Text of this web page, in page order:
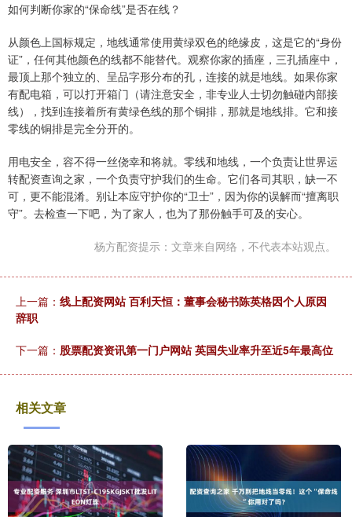
如何判断你家的“保命线”是否在线？
从颜色上国标规定，地线通常使用黄绿双色的绝缘皮，这是它的“身份
证”，任何其他颜色的线都不能替代。观察你家的插座，三孔插座中，
最顶上那个独立的、呈品字形分布的孔，连接的就是地线。如果你家
有配电箱，可以打开箱门（请注意安全，非专业人士切勿触碰内部接
线），找到连接着所有黄绿色线的那个铜排，那就是地线排。它和接
零线的铜排是完全分开的。
用电安全，容不得一丝侥幸和将就。零线和地线，一个负责让世界运
转配资查询之家，一个负责守护我们的生命。它们各司其职，缺一不
可，更不能混淆。别让本应守护你的“卫士”，因为你的误解而“擅离职
守”。去检查一下吧，为了家人，也为了那份触手可及的安心。
杨方配资提示：文章来自网络，不代表本站观点。
上一篇： 线上配资网站 百利天恒：董事会秘书陈英格因个人原因
辞职
下一篇： 股票配资资讯第一门户网站 英国失业率升至近5年最高位
相关文章